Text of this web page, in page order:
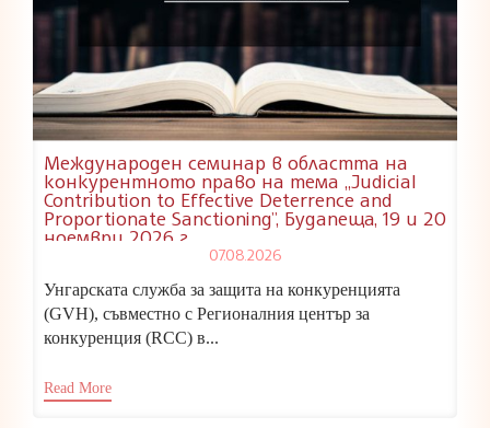
Международен семинар в областта на
конкурентното право на тема „Judicial
Contribution to Effective Deterrence and
Proportionate Sanctioning”, Будапеща, 19 и 20
ноември 2026 г.
07.08.2026
Унгарската служба за защита на конкуренцията
(GVH), съвместно с Регионалния център за
конкуренция (RCC) в...
Read More